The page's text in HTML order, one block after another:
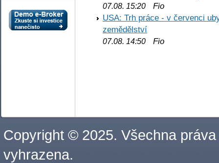
07.08. 15:20 Fio
USA: Trh práce - v červenci
zemědělství
07.08. 14:50 Fio
Copyright © 2025. Všechna práva
vyhrazena.